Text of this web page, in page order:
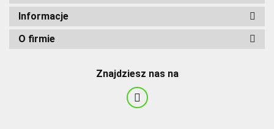
Informacje
O firmie
Znajdziesz nas na